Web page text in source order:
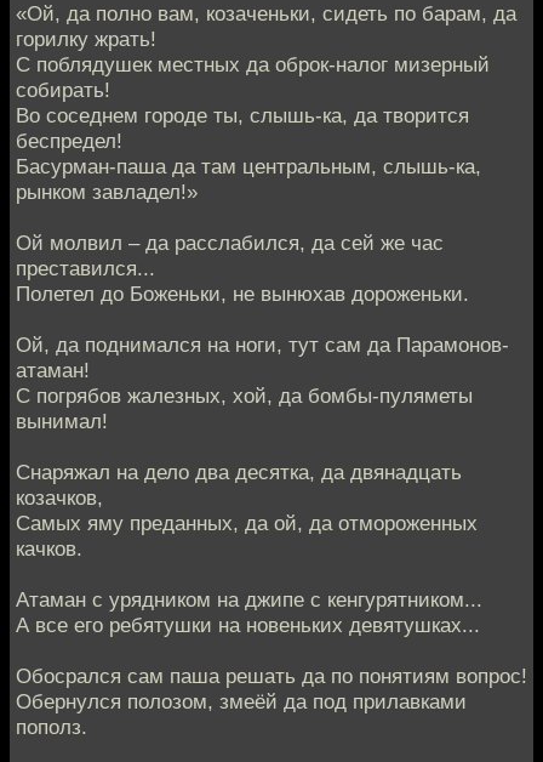
«Ой, да полно вам, козаченьки, сидеть по барам, да
горилку жрать!
С поблядушек местных да оброк-налог мизерный
собирать!
Во соседнем городе ты, слышь-ка, да творится
беспредел!
Басурман-паша да там центральным, слышь-ка,
рынком завладел!»
Ой молвил – да расслабился, да сей же час
преставился...
Полетел до Боженьки, не вынюхав дороженьки.
Ой, да поднимался на ноги, тут сам да Парамонов-
атаман!
С погрябов жалезных, хой, да бомбы-пуляметы
вынимал!
Снаряжал на дело два десятка, да двянадцать
козачков,
Самых яму преданных, да ой, да отмороженных
качков.
Атаман с урядником на джипе с кенгурятником...
А все его ребятушки на новеньких девятушках...
Обосрался сам паша решать да по понятиям вопрос!
Обернулся полозом, змеёй да под прилавками
пополз.